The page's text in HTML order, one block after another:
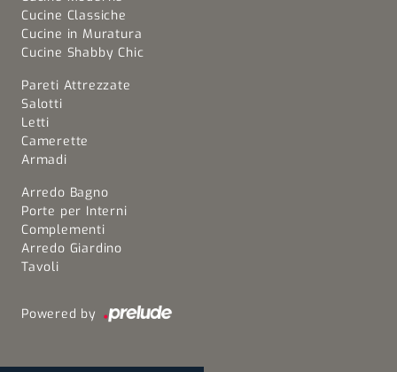
Cucine Classiche
Cucine in Muratura
Cucine Shabby Chic
Pareti Attrezzate
Salotti
Letti
Camerette
Armadi
Arredo Bagno
Porte per Interni
Complementi
Arredo Giardino
Tavoli
Powered by